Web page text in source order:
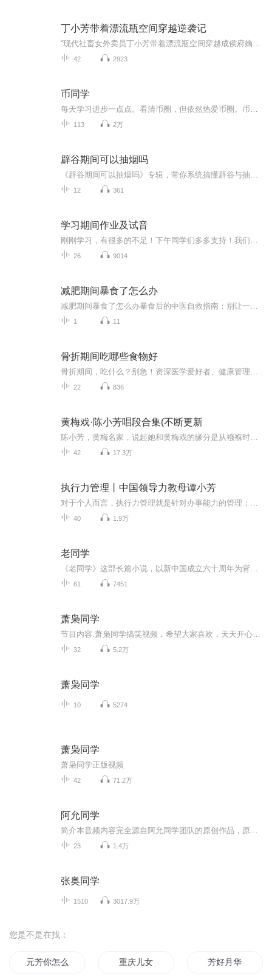
丁小芳带着漂流瓶空间穿越逆袭记
42 2923
币同学
113 2万
辟谷期间可以抽烟吗
12 361
学习期间作业及试音
26 9014
减肥期间暴食了怎么办
1 11
骨折期间吃哪些食物好
22 836
黄梅戏·陈小芳唱段合集(不断更新
42 17.3万
执行力管理丨中国领导力教母谭小芳
40 1.9万
老同学
61 7451
萧枭同学
32 5.2万
萧枭同学
10 5274
萧枭同学
萧枭同学正版视频
42 71.2万
阿允同学
23 1.4万
张奥同学
1510 3017.9万
您是不是在找：
元芳你怎么看 重庆儿女 芳好月华